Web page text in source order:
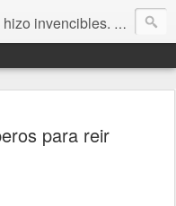
siempre ganan, sino como aquellos que no se rinden”. Frida Kahlo
para reir